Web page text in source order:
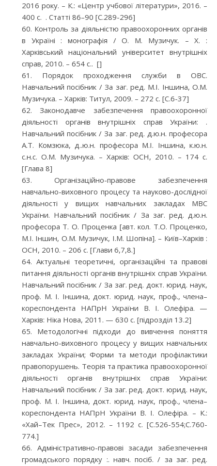
2016 року. – К.: «Центр учбової літератури», 2016. –
400 с. . Статті 86–90 [С.289-296]
Контроль за діяльністю правоохоронних органів
в Україні : монографія / О. М. Музичук. – Х. :
Харківський національний університет внутрішніх
справ, 2010. – 654 с.. []
Порядок проходження служби в ОВС.
Навчальний посібник / За заг. ред. М.І. Іншина, О.М.
Музичука. – Харків: Титул, 2009. – 272 с. [С.6-37]
Законодавче забезпечення правоохоронної
діяльності органів внутрішніх справ України: .
Навчальний посібник / За заг. ред. д.ю.н. професора
А.Т. Комзюка, д..ю.н. професора М.І. Іншина, к.ю.н.
с.н.с. О.М. Музичука. – Харків: ОСН, 2010. – 174 с.
[Глава 8]
Організаційно-правове забезпечення
навчально-виховного процесу та науково-дослідної
діяльності у вищих навчальних закладах МВС
України. Навчальний посібник / За заг. ред. д.ю.н.
професора Т. О. Проценка [авт. кол. Т.О. Проценко,
М.І. Іншин, О.М. Музичук, І.М. Шопіна]. – Київ–Харків :
ОСН, 2010. – 206 с. [Глави 6,7,8.]
Актуальні теоретичні, організаційні та правові
питання діяльності органів внутрішніх справ України.
Навчальний посібник / За заг. ред. докт. юрид. наук,
проф. М. І. Іншина, докт. юрид. наук, проф., члена–
кореспондента НАПрН України В. І. Олефіра. —
Харків: Ніка Нова, 2011. — 630 с. [підрозділ 13.2]
Методологічні підходи до вивчення поняття
навчально-виховного процесу у вищих навчальних
закладах України; Форми та методи профілактики
правопорушень. Теорія та практика правоохоронної
діяльності органів внутрішніх справ України:
Навчальний посібник / За заг. ред. докт. юрид. наук,
проф. М. І. Іншина, докт. юрид. наук, проф., члена–
кореспондента НАПрН України В. І. Олефіра. – К.:
«Хай–Тек Прес», 2012. – 1192 с. [С.526-554;С.760-
774.]
Адміністративно-правові засади забезпечення
громадського порядку :. навч. посіб. / за заг. ред.